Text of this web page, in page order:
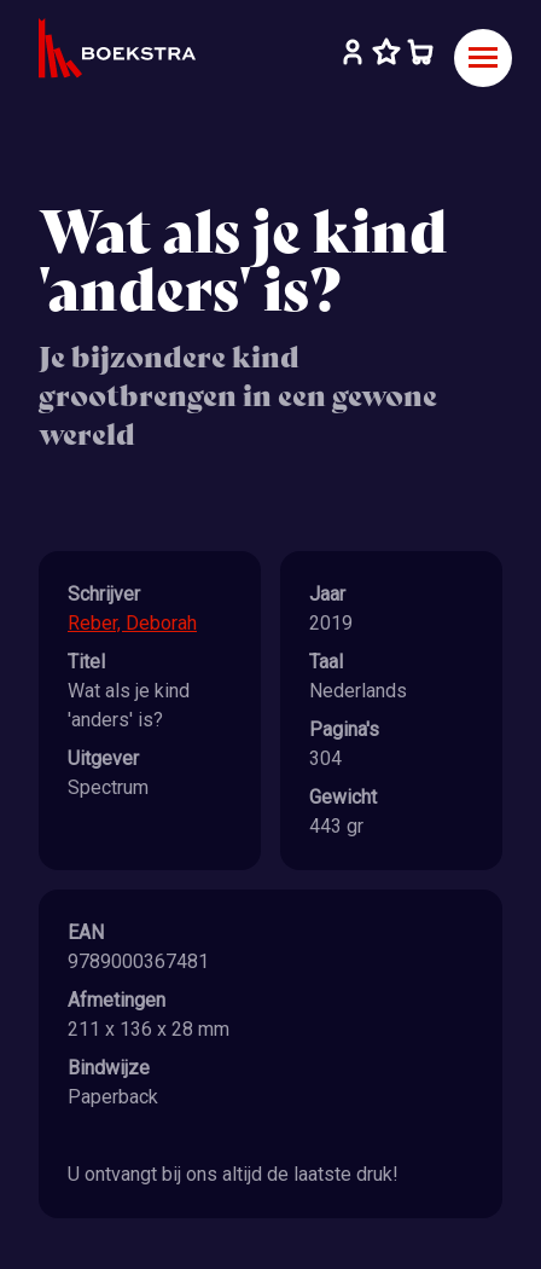
Wat als je kind
'anders' is?
Je bijzondere kind
grootbrengen in een gewone
wereld
Schrijver
Reber, Deborah
Titel
Wat als je kind
'anders' is?
Uitgever
Spectrum
Jaar
2019
Taal
Nederlands
Pagina's
304
Gewicht
443 gr
EAN
9789000367481
Afmetingen
211 x 136 x 28 mm
Bindwijze
Paperback
U ontvangt bij ons altijd de laatste druk!